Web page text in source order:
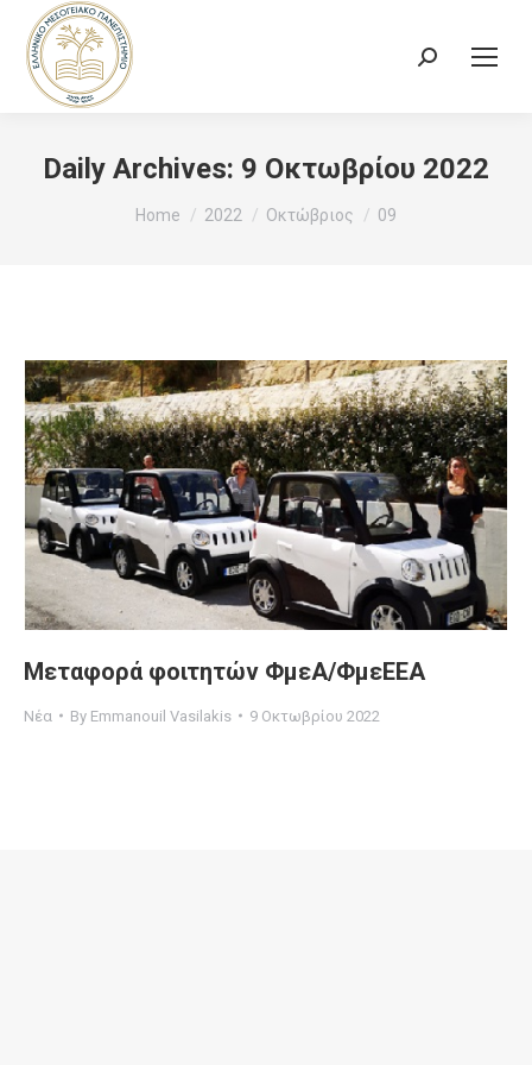
Search:
Daily Archives: 9 Οκτωβρίου 2022
You are here:
Home 2022 Οκτώβριος 09
Μεταφορά φοιτητών ΦμεΑ/ΦμεΕΕΑ
Νέα By Emmanouil Vasilakis 9 Οκτωβρίου 2022